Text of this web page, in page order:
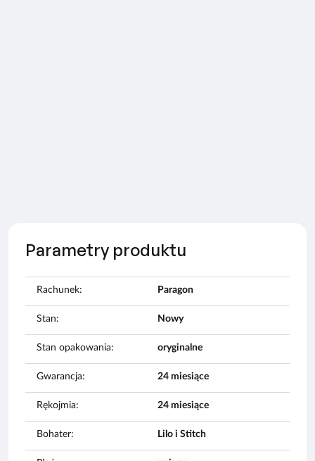
Parametry produktu
Rachunek: Paragon
Stan: Nowy
Stan opakowania: oryginalne
Gwarancja: 24 miesiące
Rękojmia: 24 miesiące
Bohater: Lilo i Stitch